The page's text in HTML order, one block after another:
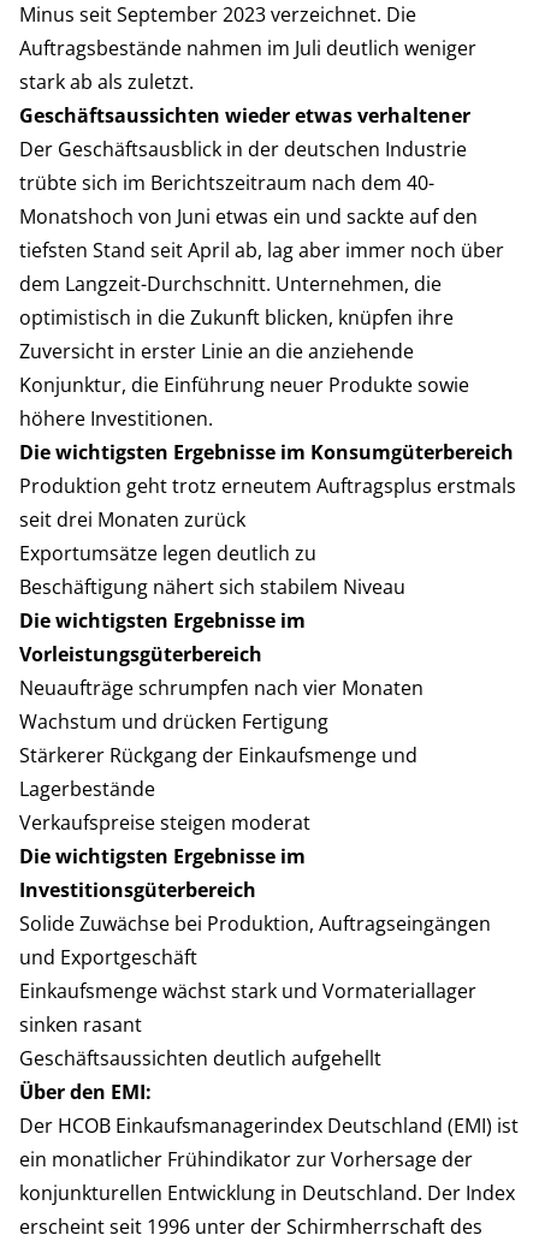
Minus seit September 2023 verzeichnet. Die
Auftragsbestände nahmen im Juli deutlich weniger
stark ab als zuletzt.
Geschäftsaussichten wieder etwas verhaltener
Der Geschäftsausblick in der deutschen Industrie
trübte sich im Berichtszeitraum nach dem 40-
Monatshoch von Juni etwas ein und sackte auf den
tiefsten Stand seit April ab, lag aber immer noch über
dem Langzeit-Durchschnitt. Unternehmen, die
optimistisch in die Zukunft blicken, knüpfen ihre
Zuversicht in erster Linie an die anziehende
Konjunktur, die Einführung neuer Produkte sowie
höhere Investitionen.
Die wichtigsten Ergebnisse im Konsumgüterbereich
Produktion geht trotz erneutem Auftragsplus erstmals
seit drei Monaten zurück
Exportumsätze legen deutlich zu
Beschäftigung nähert sich stabilem Niveau
Die wichtigsten Ergebnisse im
Vorleistungsgüterbereich
Neuaufträge schrumpfen nach vier Monaten
Wachstum und drücken Fertigung
Stärkerer Rückgang der Einkaufsmenge und
Lagerbestände
Verkaufspreise steigen moderat
Die wichtigsten Ergebnisse im
Investitionsgüterbereich
Solide Zuwächse bei Produktion, Auftragseingängen
und Exportgeschäft
Einkaufsmenge wächst stark und Vormateriallager
sinken rasant
Geschäftsaussichten deutlich aufgehellt
Über den EMI:
Der HCOB Einkaufsmanagerindex Deutschland (EMI) ist
ein monatlicher Frühindikator zur Vorhersage der
konjunkturellen Entwicklung in Deutschland. Der Index
erscheint seit 1996 unter der Schirmherrschaft des